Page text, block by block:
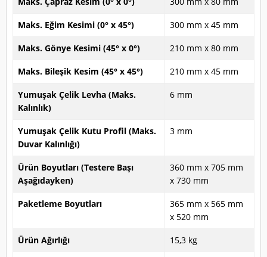
Maks. Eğim Kesimi (0° x 45°) 300 mm x 45 mm
Maks. Gönye Kesimi (45° x 0°) 210 mm x 80 mm
Maks. Bileşik Kesim (45° x 45°) 210 mm x 45 mm
Yumuşak Çelik Levha (Maks.
Kalınlık)
6 mm
Yumuşak Çelik Kutu Profil (Maks.
Duvar Kalınlığı)
3 mm
Ürün Boyutları (Testere Başı
Aşağıdayken)
360 mm x 705 mm
x 730 mm
Paketleme Boyutları
365 mm x 565 mm
x 520 mm
Ürün Ağırlığı 15,3 kg